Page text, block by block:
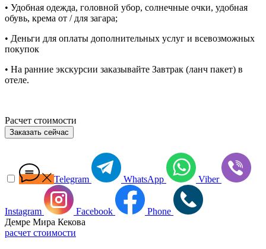
• Удобная одежда, головной убор, солнечные очки, удобная
обувь, крема от / для загара;
• Деньги для оплаты дополнительных услуг и всевозможных
покупок
• На ранние экскурсии заказывайте Завтрак (ланч пакет) в
отеле.
Расчет стоимости
Заказать сейчас
Telegram WhatsApp Viber
Instagram Facebook
Phone
Демре Мира Кекова
расчет стоимости